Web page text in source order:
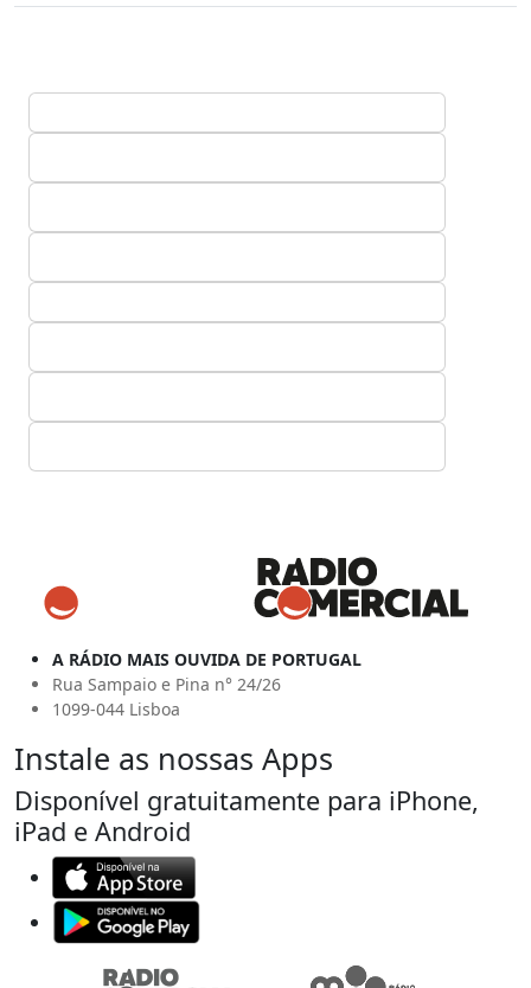
A RÁDIO MAIS OUVIDA DE PORTUGAL
Rua Sampaio e Pina n° 24/26
1099-044 Lisboa
Instale as nossas Apps
Disponível gratuitamente para iPhone,
iPad e Android